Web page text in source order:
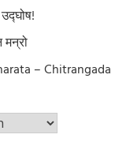
– Chitrangada